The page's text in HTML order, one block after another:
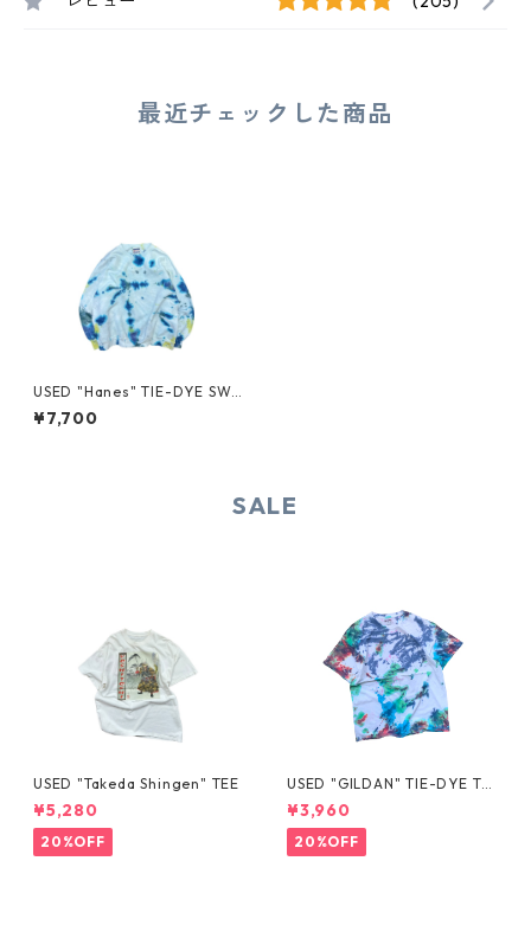
最近チェックした商品
USED "Hanes" TIE-DYE SWE
AT
¥7,700
SALE
USED "Takeda Shingen" TEE
¥5,280
20%OFF
USED "GILDAN" TIE-DYE TE
E
¥3,960
20%OFF